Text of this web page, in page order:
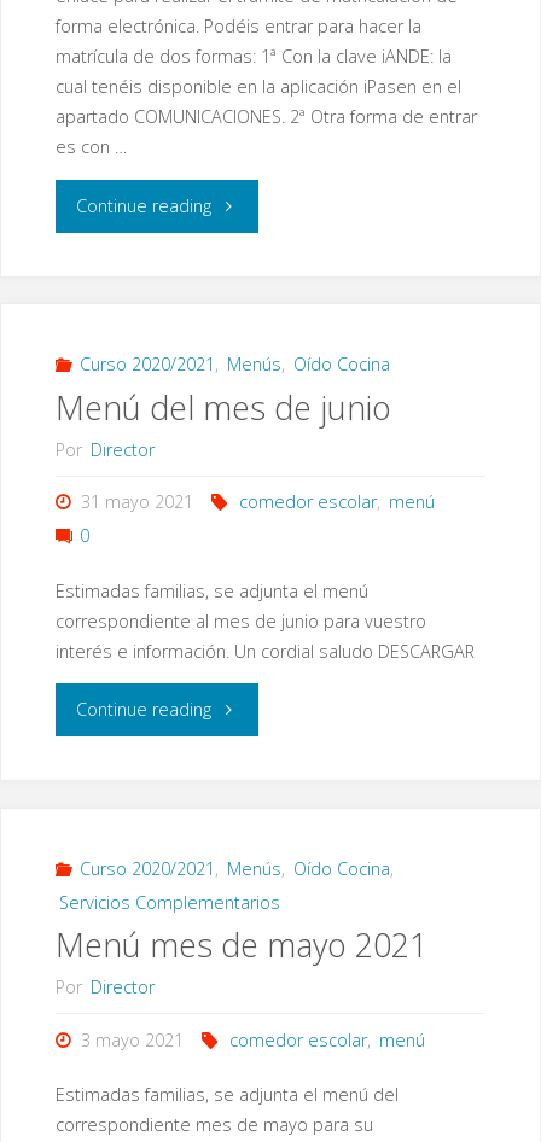
forma electrónica. Podéis entrar para hacer la
matrícula de dos formas: 1ª Con la clave iANDE: la
cual tenéis disponible en la aplicación iPasen en el
apartado COMUNICACIONES. 2ª Otra forma de entrar
es con …
Continue reading"Enlace
electrónica"
Curso 2020/2021 , Menús, Oído Cocina
Menú del mes de junio
Por Director
31 mayo 2021 comedor escolar, menú
0
Estimadas familias, se adjunta el menú
correspondiente al mes de junio para vuestro
interés e información. Un cordial saludo DESCARGAR
Continue reading"Menú
de
junio"
Curso 2020/2021 , Menús, Oído Cocina,
Servicios Complementarios
Menú mes de mayo 2021
Por Director
3 mayo 2021 comedor escolar, menú
Estimadas familias, se adjunta el menú del
correspondiente mes de mayo para su